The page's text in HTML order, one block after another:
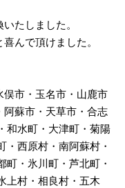
たしました。
んで頂けました。
市・玉名市・山鹿市
蘇市・天草市・合志
和水町・大津町・菊陽
・西原村・南阿蘇村・
町・氷川町・芦北町・
上村・相良村・五木